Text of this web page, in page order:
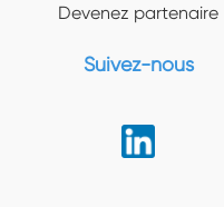
Devenez partenaire
Suivez-nous